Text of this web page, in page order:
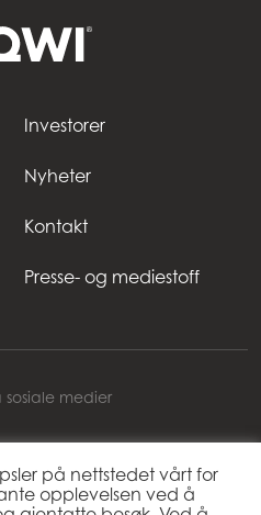
Investorer
Nyheter
Kontakt
Presse- og mediestoff
sosiale medier
på nettstedet vårt for
opplevelsen ved å